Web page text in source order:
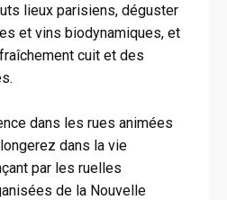
lieux parisiens, déguster
et vins biodynamiques, et
cuit et des
dans les rues animées
dans la vie
par les ruelles
de la Nouvelle